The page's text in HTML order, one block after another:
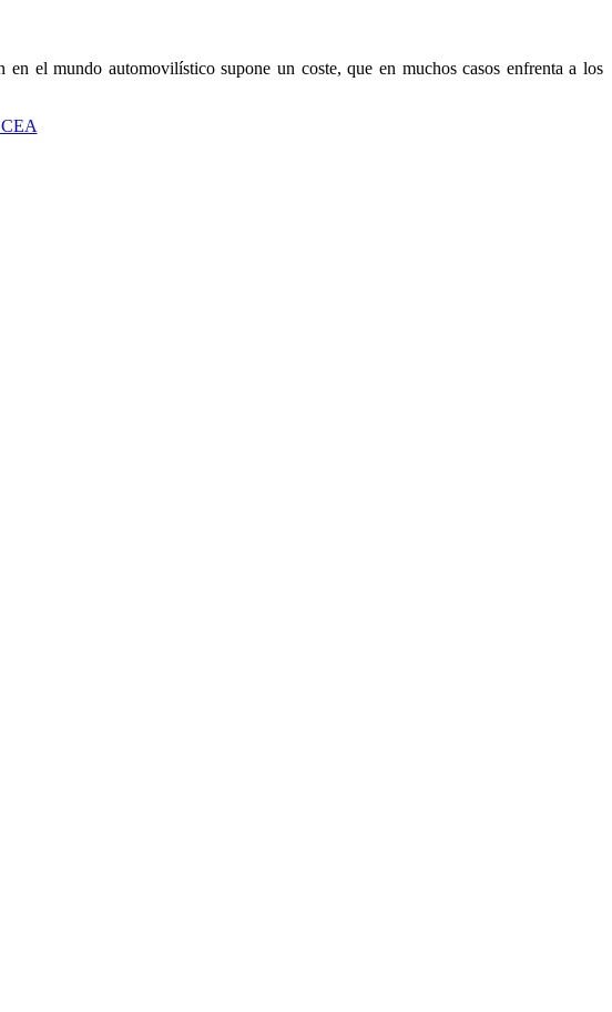
en el mundo automovilístico supone un coste, que en muchos casos enfrenta a los